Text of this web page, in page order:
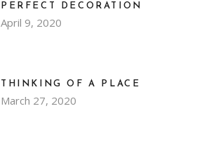
PERFECT DECORATION
April 9, 2020
THINKING OF A PLACE
March 27, 2020